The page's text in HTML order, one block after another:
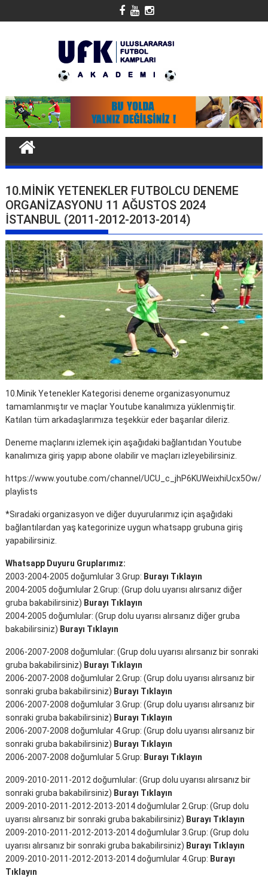
10.MINIK YETENEKLER FUTBOLCU DENEME
ORGANIZASYONU 11 AĞUSTOS 2024
İSTANBUL (2011-2012-2013-2014)
10.Minik Yetenekler Kategorisi deneme organizasyonumuz
tamamlanmıştır ve maçlar Youtube kanalımıza yüklenmiştir.
Katılan tüm arkadaşlarımıza teşekkür eder başarılar dileriz.
Deneme maçlarını izlemek için aşağıdaki bağlantıdan Youtube
kanalımıza giriş yapıp abone olabilir ve maçları izleyebilirsiniz.
https://www.youtube.com/channel/UCU_c_jhP6KUWeixhiUcx5Ow/
playlists
*Sıradaki organizasyon ve diğer duyurularımız için aşağıdaki
bağlantılardan yaş kategorinize uygun whatsapp grubuna giriş
yapabilirsiniz.
Whatsapp Duyuru Gruplarımız:
2003-2004-2005 doğumlular 3.Grup: Burayı Tıklayın
2004-2005 doğumlular 2.Grup: (Grup dolu uyarısı alırsanız diğer
gruba bakabilirsiniz) Burayı Tıklayın
2004-2005 doğumlular: (Grup dolu uyarısı alırsanız diğer gruba
bakabilirsiniz) Burayı Tıklayın
2006-2007-2008 doğumlular: (Grup dolu uyarısı alırsanız bir sonraki
gruba bakabilirsiniz) Burayı Tıklayın
2006-2007-2008 doğumlular 2.Grup: (Grup dolu uyarısı alırsanız bir
sonraki gruba bakabilirsiniz) Burayı Tıklayın
2006-2007-2008 doğumlular 3.Grup: (Grup dolu uyarısı alırsanız bir
sonraki gruba bakabilirsiniz) Burayı Tıklayın
2006-2007-2008 doğumlular 4.Grup: (Grup dolu uyarısı alırsanız bir
sonraki gruba bakabilirsiniz) Burayı Tıklayın
2006-2007-2008 doğumlular 5.Grup: Burayı Tıklayın
2009-2010-2011-2012 doğumlular: (Grup dolu uyarısı alırsanız bir
sonraki gruba bakabilirsiniz) Burayı Tıklayın
2009-2010-2011-2012-2013-2014 doğumlular 2.Grup: (Grup dolu
uyarısı alırsanız bir sonraki gruba bakabilirsiniz) Burayı Tıklayın
2009-2010-2011-2012-2013-2014 doğumlular 3.Grup: (Grup dolu
uyarısı alırsanız bir sonraki gruba bakabilirsiniz) Burayı Tıklayın
2009-2010-2011-2012-2013-2014 doğumlular 4.Grup: Burayı
Tıklayın